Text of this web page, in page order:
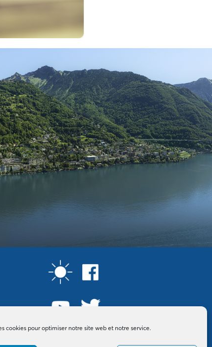
cookies pour optimiser notre site web et notre service.